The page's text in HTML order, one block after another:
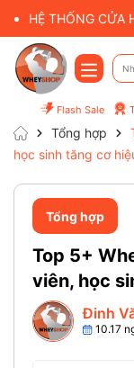
HỆ THỐNG CỬA
Flash Sale
Tổng hợp
học sinh tăng cơ
Tổng hợp
Top 5+
viên, học
Đinh
10.17